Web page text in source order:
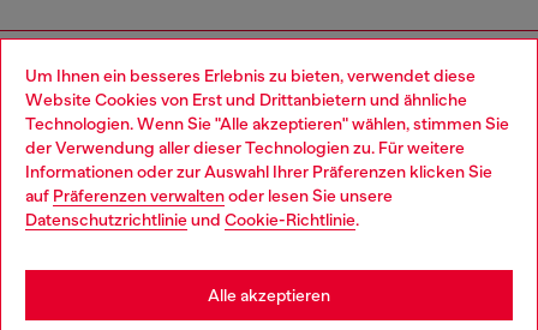
Um Ihnen ein besseres Erlebnis zu bieten, verwendet diese
Website Cookies von Erst und Drittanbietern und ähnliche
Technologien. Wenn Sie "Alle akzeptieren" wählen, stimmen Sie
der Verwendung aller dieser Technologien zu. Für weitere
Informationen oder zur Auswahl Ihrer Präferenzen klicken Sie
auf Präferenzen verwaltenoder lesen Sie unsere
Datenschutzrichtlinieund Cookie-Richtlinie.
Alle akzeptieren
CORPORATE
Country: DE Language: DE
Choose your location
You are currently browsing Deutschland website, but it seems
you may be based in United States